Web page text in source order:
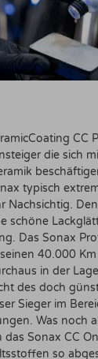
CC
die sich
typisch
Nachsichtig.
schöne
Das Sonax
40.000
in der
des doch
Sieger im
Was noch
Sonax CC
so